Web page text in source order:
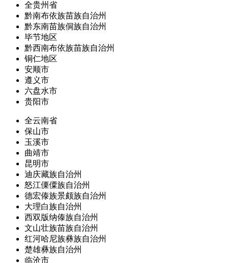
全贵州省
黔南布依族苗族自治州
黔东南苗族侗族自治州
毕节地区
黔西南布依族苗族自治州
铜仁地区
安顺市
遵义市
六盘水市
贵阳市
全云南省
保山市
玉溪市
曲靖市
昆明市
迪庆藏族自治州
怒江傈僳族自治州
德宏傣族景颇族自治州
大理白族自治州
西双版纳傣族自治州
文山壮族苗族自治州
红河哈尼族彝族自治州
楚雄彝族自治州
临沧市